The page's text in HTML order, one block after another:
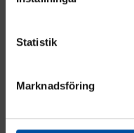
Statistik
Marknadsföring
Energy
Real Estate